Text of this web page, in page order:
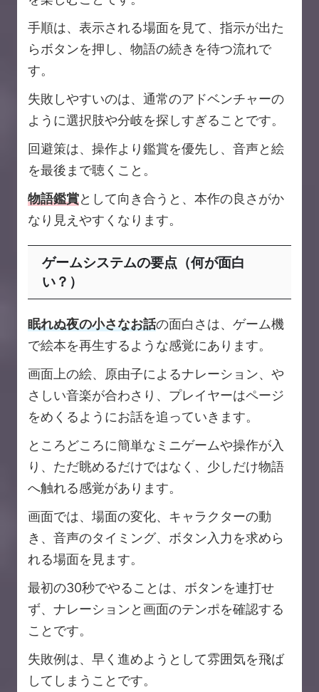
手順は、表示される場面を見て、指示が出た
らボタンを押し、物語の続きを待つ流れで
す。
失敗しやすいのは、通常のアドベンチャーの
ように選択肢や分岐を探しすぎることです。
回避策は、操作より鑑賞を優先し、音声と絵
を最後まで聴くこと。
物語鑑賞として向き合うと、本作の良さがか
なり見えやすくなります。
ゲームシステムの要点（何が面白
い？）
眠れぬ夜の小さなお話の面白さは、ゲーム機
で絵本を再生するような感覚にあります。
画面上の絵、原由子によるナレーション、や
さしい音楽が合わさり、プレイヤーはページ
をめくるようにお話を追っていきます。
ところどころに簡単なミニゲームや操作が入
り、ただ眺めるだけではなく、少しだけ物語
へ触れる感覚があります。
画面では、場面の変化、キャラクターの動
き、音声のタイミング、ボタン入力を求めら
れる場面を見ます。
最初の30秒でやることは、ボタンを連打せ
ず、ナレーションと画面のテンポを確認する
ことです。
失敗例は、早く進めようとして雰囲気を飛ば
してしまうことです。